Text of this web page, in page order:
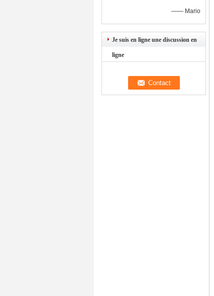
—— Mario
Je suis en ligne une discussion en
ligne